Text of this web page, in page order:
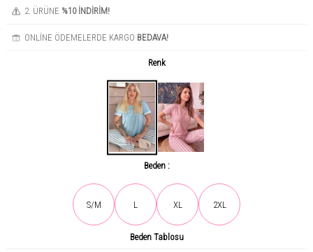
2. ÜRÜNE %10 İNDİRİM!
ONLİNE ÖDEMELERDE KARGO BEDAVA!
Renk
Beden :
S/M L XL 2XL
Beden Tablosu
Son gün içerisinde 1124 kişi tarafından incelendi!